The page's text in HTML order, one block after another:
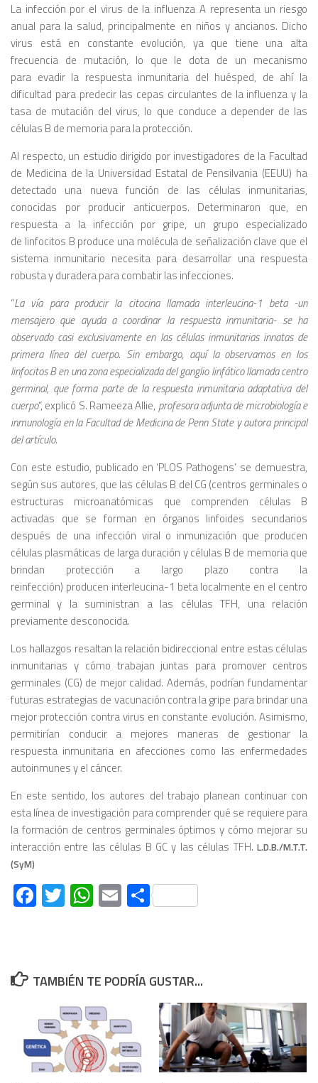
La infección por el virus de la influenza A representa un riesgo
anual para la salud, principalmente en niños y ancianos. Dicho
virus está en constante evolución, ya que tiene una alta
frecuencia de mutación, lo que le dota de un mecanismo
para evadir la respuesta inmunitaria del huésped, de ahí la
dificultad para predecir las cepas circulantes de la influenza y la
tasa de mutación del virus, lo que conduce a depender de las
células B de memoria para la protección.
Al respecto, un estudio dirigido por investigadores de la Facultad
de Medicina de la Universidad Estatal de Pensilvania (EEUU) ha
detectado una nueva función de las células inmunitarias,
conocidas por producir anticuerpos. Determinaron que, en
respuesta a la infección por gripe, un grupo especializado
de linfocitos B produce una molécula de señalización clave que el
sistema inmunitario necesita para desarrollar una respuesta
robusta y duradera para combatir las infecciones.
“La vía para producir la citocina llamada interleucina-1 beta -un
mensajero que ayuda a coordinar la respuesta inmunitaria- se ha
observado casi exclusivamente en las células inmunitarias innatas de
primera línea del cuerpo. Sin embargo, aquí la observamos en los
linfocitos B en una zona especializada del ganglio linfático llamada centro
germinal, que forma parte de la respuesta inmunitaria adaptativa del
cuerpo“, explicó S. Rameeza Allie, profesora adjunta de microbiología e
inmunología en la Facultad de Medicina de Penn State y autora principal
del artículo.
Con este estudio, publicado en ‘PLOS Pathogens’ se demuestra,
según sus autores, que las células B del CG (centros germinales o
estructuras microanatómicas que comprenden células B
activadas que se forman en órganos linfoides secundarios
después de una infección viral o inmunización que producen
células plasmáticas de larga duración y células B de memoria que
brindan protección a largo plazo contra la
reinfección) producen interleucina-1 beta localmente en el centro
germinal y la suministran a las células TFH, una relación
previamente desconocida.
Los hallazgos resaltan la relación bidireccional entre estas células
inmunitarias y cómo trabajan juntas para promover centros
germinales (CG) de mejor calidad. Además, podrían fundamentar
futuras estrategias de vacunación contra la gripe para brindar una
mejor protección contra virus en constante evolución. Asimismo,
permitirían conducir a mejores maneras de gestionar la
respuesta inmunitaria en afecciones como las enfermedades
autoinmunes y el cáncer.
En este sentido, los autores del trabajo planean continuar con
esta línea de investigación para comprender qué se requiere para
la formación de centros germinales óptimos y cómo mejorar su
interacción entre las células B GC y las células TFH. L.D.B./M.T.T.
(SyM)
Facebook
Twitter
WhatsApp
EmailCompartir
TAMBIÉN TE PODRÍA GUSTAR...